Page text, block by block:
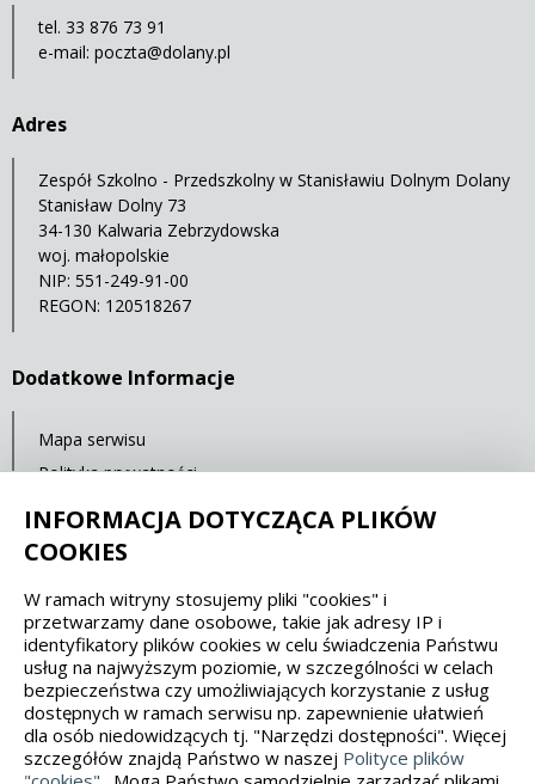
tel. 33 876 73 91
e-mail: poczta@dolany.pl
Adres
Zespół Szkolno - Przedszkolny w Stanisławiu Dolnym Dolany
Stanisław Dolny 73
34-130 Kalwaria Zebrzydowska
woj. małopolskie
NIP: 551-249-91-00
REGON: 120518267
Dodatkowe Informacje
Mapa serwisu
Polityka prywatności
Deklaracja dostępności
Spełniamy standardy dostępności oraz W3C
WCAG 2.1 SECTION 508 EAA/EN 301549
IS 5568
INFORMACJA DOTYCZĄCA PLIKÓW
COOKIES
W ramach witryny stosujemy pliki "cookies" i
przetwarzamy dane osobowe, takie jak adresy IP i
identyfikatory plików cookies w celu świadczenia Państwu
usług na najwyższym poziomie, w szczególności w celach
bezpieczeństwa czy umożliwiających korzystanie z usług
dostępnych w ramach serwisu np. zapewnienie ułatwień
dla osób niedowidzących tj. "Narzędzi dostępności". Więcej
szczegółów znajdą Państwo w naszej Polityce plików